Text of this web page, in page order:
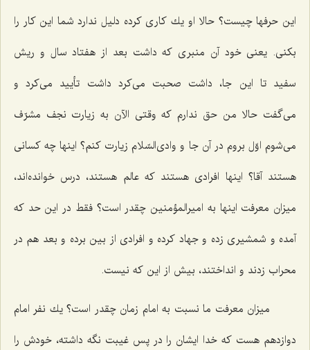
این حرفها چیست؟ حالا او یك كاری كرده دلیل ندارد شما این كار را
بكنی. یعنی خود آن منبری كه داشت بعد از هفتاد سال و ریش
سفید تا این جا، داشت صحبت می‌كرد داشت تأیید می‌كرد و
می‌گفت حالا من حق ندارم كه وقتی الآن به زیارت نجف مشرّف
می‌شوم اوّل بروم در آن جا و وادی‌السّلام زیارت كنم؟ اینها چه كسانی
هستند آقا؟ اینها افرادی هستند كه عالم هستند، درس خوانده‌اند،
میزان معرفت اینها به امیرالمؤمنین چقدر است؟ فقط در این حد كه
آمده و شمشیری زده و جهاد كرده و افرادی از بین برده و بعد هم در
محراب زدند و انداختند، بیش از این كه نیست.
میزان معرفت ما نسبت به امام زمان چقدر است؟ یك نفر امام
دوازدهم هست كه خدا ایشان را در پس غیبت نگه داشته، خودش را